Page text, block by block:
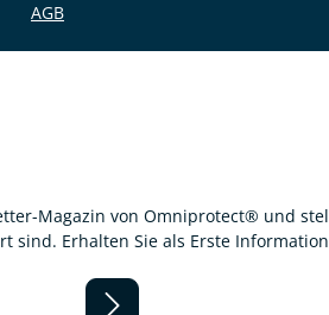
AGB
Magazin von Omniprotect® und
sind. Erhalten Sie als Erste